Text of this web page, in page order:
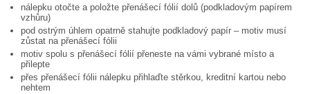
nálepku otočte a položte přenášecí fólií dolů (podkladovým papírem
vzhůru)
pod ostrým úhlem opatrně stahujte podkladový papír – motiv musí
zůstat na přenášecí fólii
motiv spolu s přenášecí fólií přeneste na vámi vybrané místo a
přilepte
přes přenášecí fólii nálepku přihlaďte stěrkou, kreditní kartou nebo
nehtem